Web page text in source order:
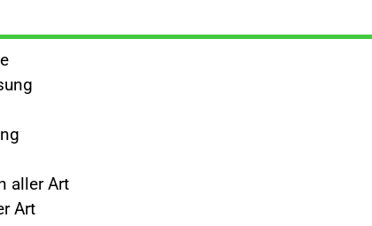
aller Art
Art